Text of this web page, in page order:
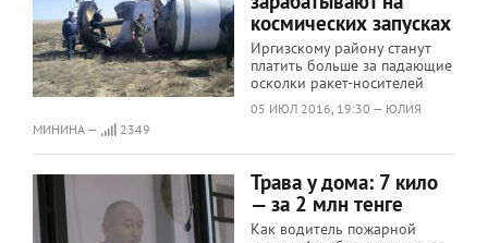
космических запусках
Иргизскому району станут
платить больше за падающие
осколки ракет-носителей
05 ИЮЛ 2016, 19:30 — ЮЛИЯ
МИНИНА —
2349
Трава у дома: 7 кило
— за 2 млн тенге
Как водитель пожарной